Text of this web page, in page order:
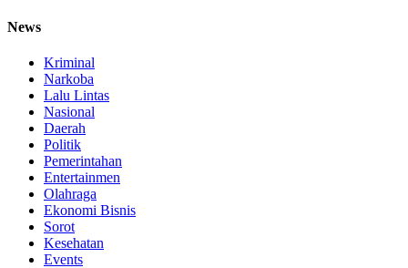
News
Kriminal
Narkoba
Lalu Lintas
Nasional
Daerah
Politik
Pemerintahan
Entertainmen
Olahraga
Ekonomi Bisnis
Sorot
Kesehatan
Events